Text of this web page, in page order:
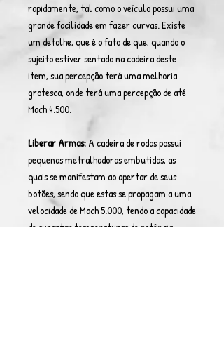
rapidamente, tal como o veículo possui uma
grande facilidade em fazer curvas. Existe
um detalhe, que é o fato de que, quando o
sujeito estiver sentado na cadeira deste
item, sua percepção terá uma melhoria
grotesca, onde terá uma percepção de até
Mach 4.500.
Liberar Armas:A cadeira de rodas possui
pequenas metralhadoras embutidas, as
quais se manifestam ao apertar de seus
botões, sendo que estas se propagam a uma
velocidade de Mach 5.000, tendo a capacidade
de suportar temperaturas de potência